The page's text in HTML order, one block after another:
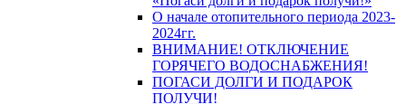
О начале отопительного периода 2023-
2024гг.
ВНИМАНИЕ! ОТКЛЮЧЕНИЕ
ГОРЯЧЕГО ВОДОСНАБЖЕНИЯ!
ПОГАСИ ДОЛГИ И ПОДАРОК
ПОЛУЧИ!